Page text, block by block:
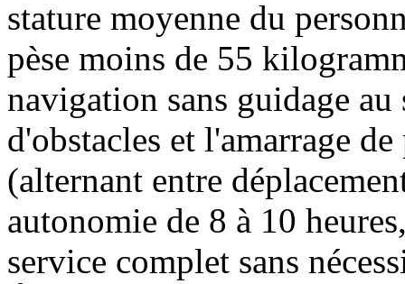
stature moyenne du
pèse moins de 55
navigation sans guidage
d'obstacles et l'amarrage
(alternant entre
autonomie de 8 à 10
service complet sans